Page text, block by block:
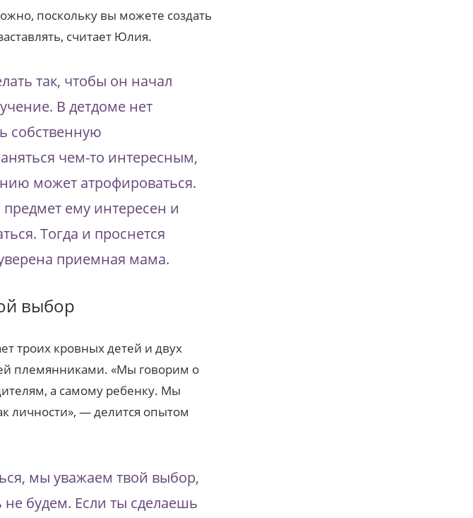
поскольку вы можете создать
считает Юлия.
так, чтобы он начал
В детдоме нет
собственную
чем-то интересным,
может атрофироваться.
ему интересен и
Тогда и проснется
приемная мама.
выбор
троих кровных детей и двух
племянниками. «Мы говорим о
а самому ребенку. Мы
личности», — делится опытом
мы уважаем твой выбор,
будем. Если ты сделаешь